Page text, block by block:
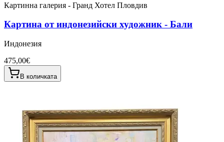
Картинна галерия - Гранд Хотел Пловдив
Картина от индонезийски художник - Бали
Индонезия
475,00€
В количката